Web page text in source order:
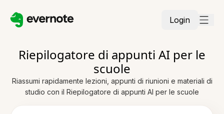
Login
Riepilogatore di appunti AI per le
scuole
Riassumi rapidamente lezioni, appunti di riunioni e materiali di
studio con il Riepilogatore di appunti AI per le scuole